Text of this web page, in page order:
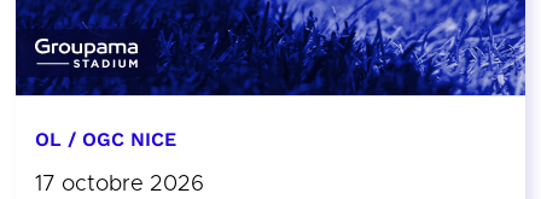
OL / OGC NICE
17 octobre 2026